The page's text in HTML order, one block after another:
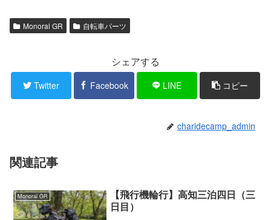
Monoral GR 自転車パーツ
シェアする
Twitter Facebook LINE コピー
charidecamp_admin
関連記事
Monoral GR
【飛行機輪行】高知三泊四日（三
日目）